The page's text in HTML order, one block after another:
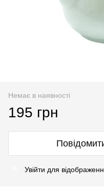
Немає в наявності
195 грн
Увійти для